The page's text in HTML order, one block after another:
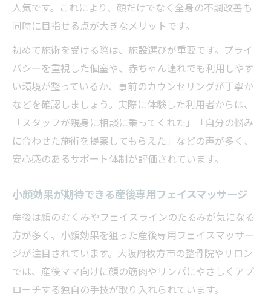
人気です。これにより、顔だけでなく全身の不調改善も
同時に目指せる点が大きなメリットです。
初めて施術を受ける際は、施設選びが重要です。プライ
バシーを重視した個室や、赤ちゃん連れでも利用しやす
い環境が整っているか、事前のカウンセリングが丁寧か
などを確認しましょう。実際に体験した利用者からは、
「スタッフが親身に相談に乗ってくれた」「自分の悩み
に合わせた施術を提案してもらえた」などの声が多く、
安心感のあるサポート体制が評価されています。
小顔効果が期待できる産後専用フェイスマッサージ
産後は顔のむくみやフェイスラインのたるみが気になる
方が多く、小顔効果を狙った産後専用フェイスマッサー
ジが注目されています。大阪府枚方市の整骨院やサロン
では、産後ママ向けに顔の筋肉やリンパにやさしくアプ
ローチする独自の手技が取り入れられています。